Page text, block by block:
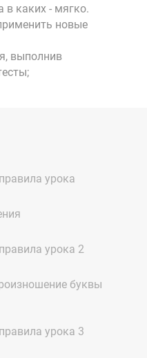
в каких - мягко.
новые
выполнив
урока
урока 2
буквы
урока 3